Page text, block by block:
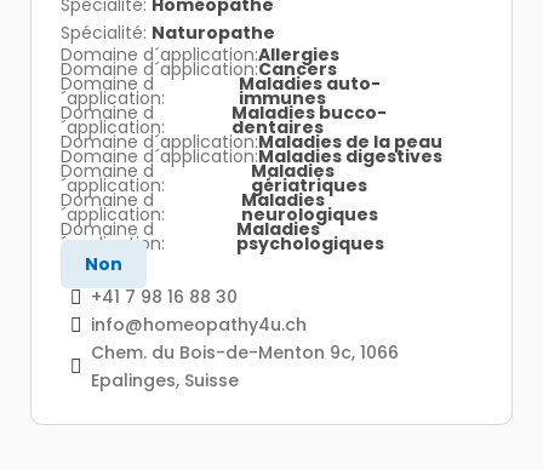
Homéopathe
Naturopathe
Allergies
Cancers
Maladies auto-
immunes
Maladies bucco-
dentaires
Maladies de la peau
Maladies digestives
Maladies
gériatriques
Maladies
neurologiques
Maladies
psychologiques
Non
+41 7 98 16 88 30
info@homeopathy4u.ch
Chem. du Bois-de-Menton 9c, 1066
Epalinges, Suisse